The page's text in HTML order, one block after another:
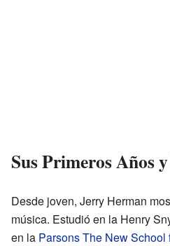
Sus Primeros Años
Desde joven, Jerry Herman
música. Estudió en la Henry
en la Parsons The New School